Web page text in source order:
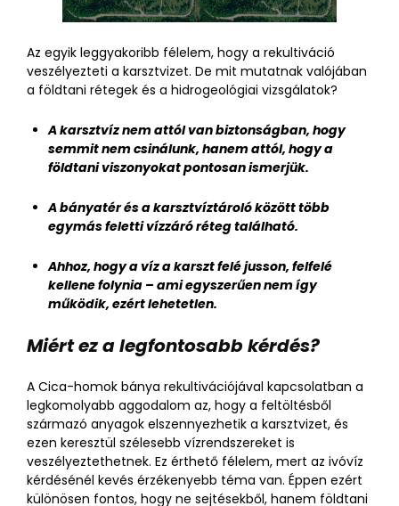
Az egyik leggyakoribb félelem, hogy a rekultiváció
veszélyezteti a karsztvizet. De mit mutatnak valójában
a földtani rétegek és a hidrogeológiai vizsgálatok?
A karsztvíz nem attól van biztonságban, hogy
semmit nem csinálunk, hanem attól, hogy a
földtani viszonyokat pontosan ismerjük.
A bányatér és a karsztvíztároló között több
egymás feletti vízzáró réteg található.
Ahhoz, hogy a víz a karszt felé jusson, felfelé
kellene folynia – ami egyszerűen nem így
működik, ezért lehetetlen.
Miért ez a legfontosabb kérdés?
A Cica-homok bánya rekultivációjával kapcsolatban a
legkomolyabb aggodalom az, hogy a feltöltésből
származó anyagok elszennyezhetik a karsztvizet, és
ezen keresztül szélesebb vízrendszereket is
veszélyeztethetnek. Ez érthető félelem, mert az ivóvíz
kérdésénél kevés érzékenyebb téma van. Éppen ezért
különösen fontos, hogy ne sejtésekből, hanem földtani